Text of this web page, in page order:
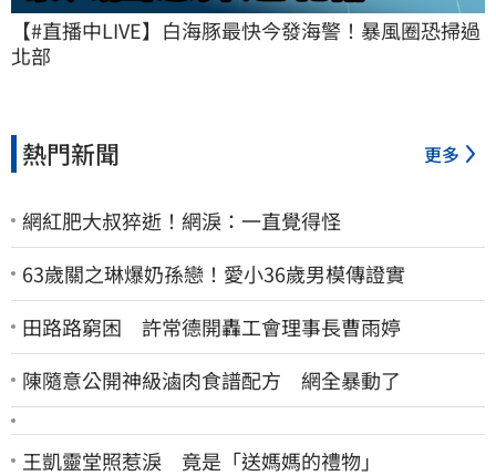
【#直播中LIVE】白海豚最快今發海警！暴風圈恐掃過
北部
熱門新聞 更多
網紅肥大叔猝逝！網淚：一直覺得怪
63歲關之琳爆奶孫戀！愛小36歲男模傳證實
田路路窮困 許常德開轟工會理事長曹雨婷
陳隨意公開神級滷肉食譜配方 網全暴動了
王凱靈堂照惹淚 竟是「送媽媽的禮物」